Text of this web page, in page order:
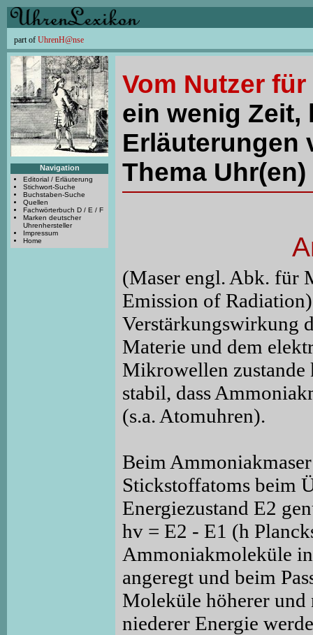
part of UhrenH@nse
Navigation
Editorial / Erläuterung
Stichwort-Suche
Buchstaben-Suche
Quellen
Fachwörterbuch D / E / F
Marken deutscher
Uhrenhersteller
Impressum
Home
Vom Nutzer
ein wenig Zeit,
Erläuterungen
Thema
(Maser engl. Abk. für
Emission of
Verstärkungswirkung
Materie und dem
Mikrowellen zustande
stabil, dass
(s.a. Atomuhren).
Beim
Stickstoffatoms beim
Energiezustand E2
hv = E2 - E1 (h
Ammoniakmoleküle
angeregt und beim
Moleküle höherer
niederer Energie